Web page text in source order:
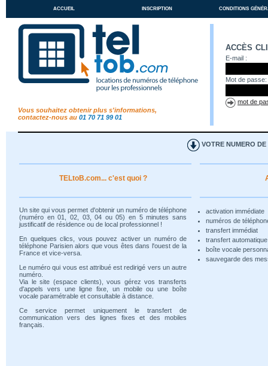
accueil inscription conditions
Vous souhaitez obtenir plus s'informations,
contactez-nous au 01 70 71 99 01
accès
E-mail :
Mot de passe:
mot de
VOTRE NUMERO DE
TELtoB.com... c'est quoi ?
Un site qui vous permet d'obtenir un numéro de téléphone
(numéro en 01, 02, 03, 04 ou 05) en 5 minutes sans
justificatif de résidence ou de local professionnel !
En quelques clics, vous pouvez activer un numéro de
téléphone Parisien alors que vous êtes dans l'ouest de la
France et vice-versa.
Le numéro qui vous est attribué est redirigé vers un autre
numéro.
Via le site (espace clients), vous gérez vos transferts
d'appels vers une ligne fixe, un mobile ou une boîte
vocale paramétrable et consultable à distance.
Ce service permet uniquement le transfert de
communication vers des lignes fixes et des mobiles
français.
activation immédiate
numéros de
transfert immédiat
transfert
boîte vocale
sauvegarde des